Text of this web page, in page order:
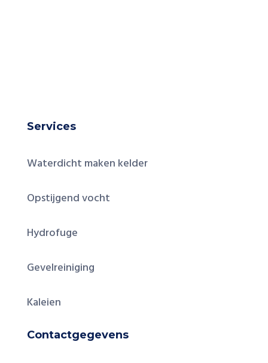
Services
Waterdicht maken kelder
Opstijgend vocht
Hydrofuge
Gevelreiniging
Kaleien
Contactgegevens